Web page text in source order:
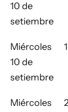
10 de
setiembre
Miércoles
10 de
setiembre
Miércoles